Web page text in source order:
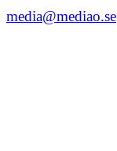
media@mediao.se